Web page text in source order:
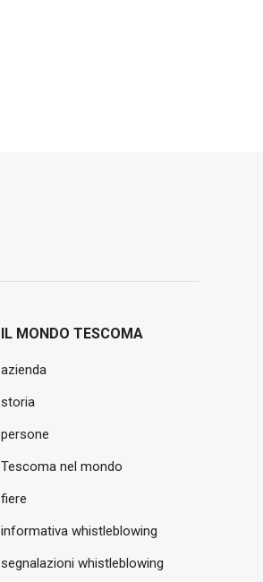
IL MONDO TESCOMA
azienda
storia
persone
Tescoma nel mondo
fiere
informativa whistleblowing
segnalazioni whistleblowing